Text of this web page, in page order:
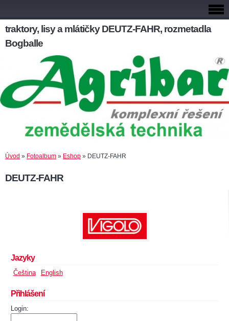
traktory, lisy a mlátičky DEUTZ-FAHR, rozmetadla
Bogballe
Úvod » Fotoalbum » Eshop » DEUTZ-FAHR
DEUTZ-FAHR
Jazyky
Čeština English
Přihlášení
Login: